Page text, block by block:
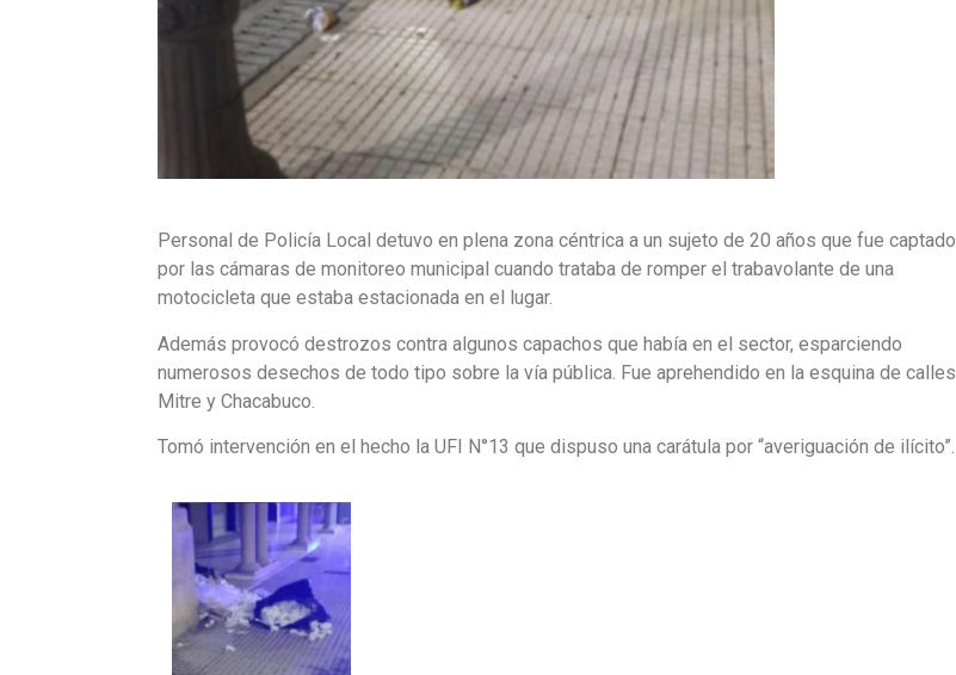
Personal de Policía Local detuvo en plena zona céntrica a un sujeto de 20 años que fue captado
por las cámaras de monitoreo municipal cuando trataba de romper el trabavolante de una
motocicleta que estaba estacionada en el lugar.
Además provocó destrozos contra algunos capachos que había en el sector, esparciendo
numerosos desechos de todo tipo sobre la vía pública. Fue aprehendido en la esquina de calles
Mitre y Chacabuco.
Tomó intervención en el hecho la UFI N°13 que dispuso una carátula por “averiguación de ilícito”.